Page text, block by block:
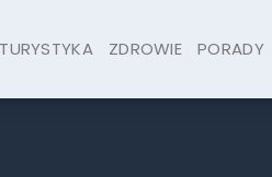
TURYSTYKA ZDROWIE PORADY